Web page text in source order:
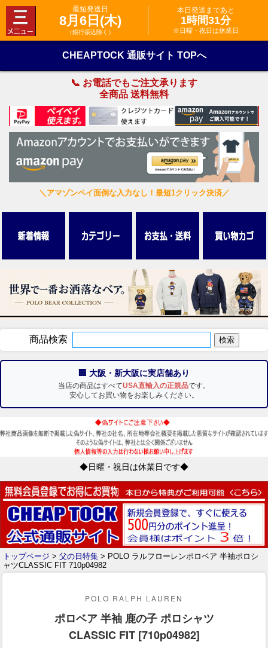
最短発送日
8月6日(木)
（銀行振込除く）
本日発送まであと
1時間31分
※日曜・祝日は休業日
CHEAPTOCK 通販サイト TOPへ
📞 お電話でもご注文承ります
全商品 送料無料
＼アマゾンペイ面倒な入力なし！最短1クリック決済／
商品検索
🏢 大阪・新大阪に実店舗あり
当店の商品はすべてUSA直輸入の正規品です。
安心してお買い物をお楽しみください。
◆日曜・祝日は休業日です◆
トップページ > 父の日特集 > POLO ラルフローレンポロベア 半袖ポロシ
ャツCLASSIC FIT 710p04982
POLO RALPH LAUREN
ポロベア 半袖 鹿の子 ポロシャツ
CLASSIC FIT [710p04982]